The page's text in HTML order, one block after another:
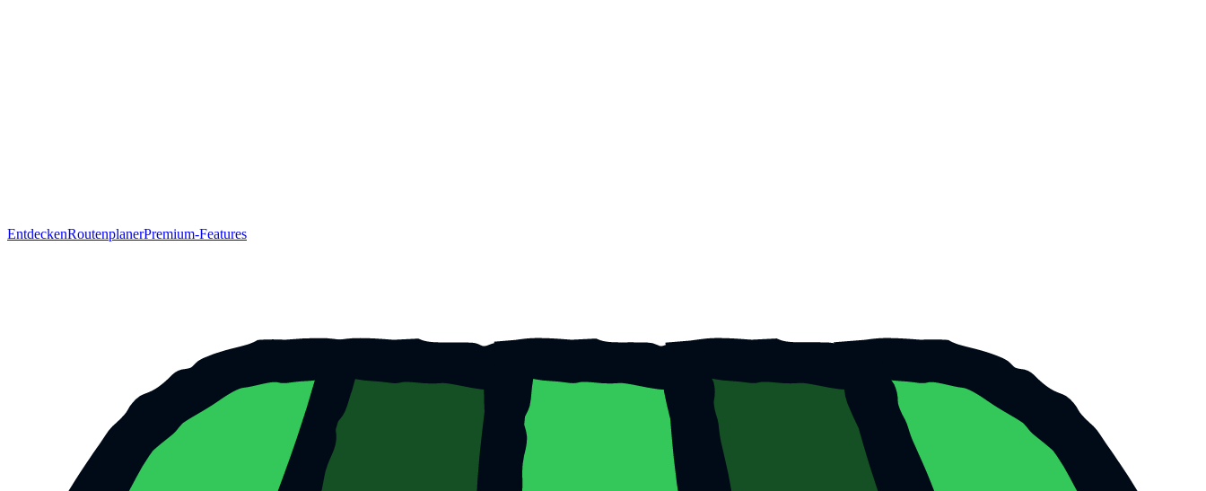
EntdeckenRoutenplanerPremium-Features